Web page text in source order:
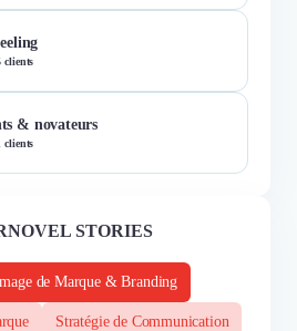
clients
& novateurs
clients
STORIES
de Marque & Branding
Stratégie de Communication